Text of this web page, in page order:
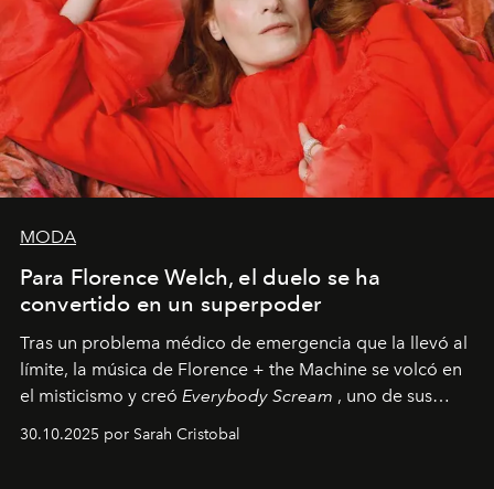
MODA
Para Florence Welch, el duelo se ha
convertido en un superpoder
Tras un problema médico de emergencia que la llevó al
límite, la música de Florence + the Machine se volcó en
el misticismo y creó Everybody Scream , uno de sus
30.10.2025 por Sarah Cristobal